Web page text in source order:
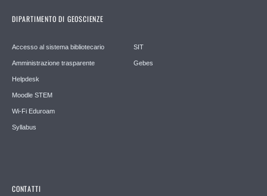
DIPARTIMENTO DI GEOSCIENZE
Accesso al sistema bibliotecario
Amministrazione trasparente
Helpdesk
Moodle STEM
Wi-Fi Eduroam
Syllabus
SIT
Gebes
CONTATTI